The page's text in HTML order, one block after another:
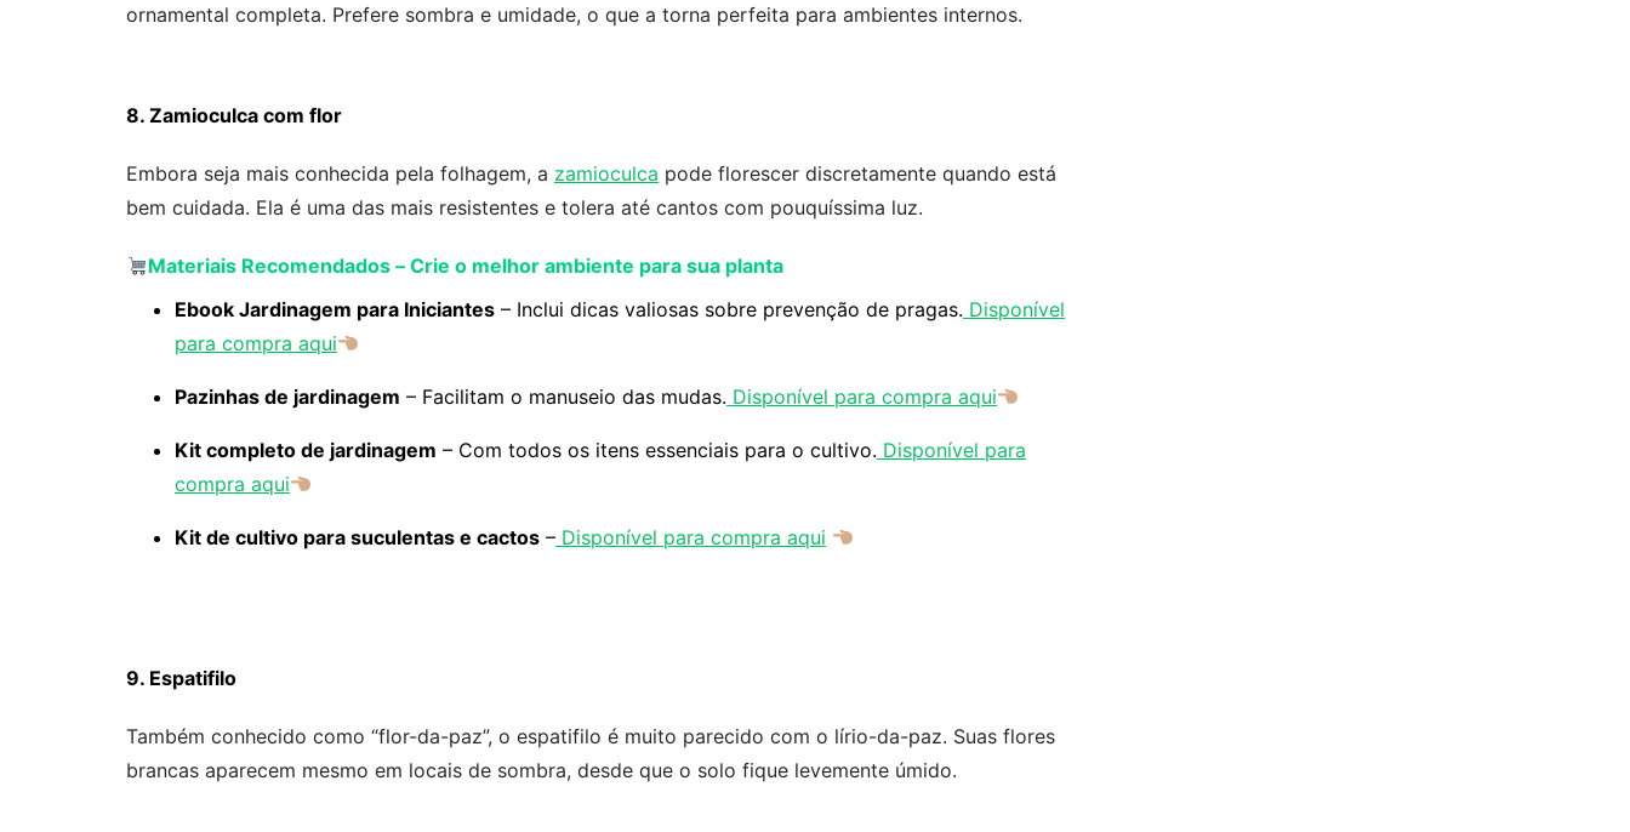
ornamental completa. Prefere sombra e umidade, o que a torna perfeita para ambientes internos.
8. Zamioculca com flor
Embora seja mais conhecida pela folhagem, a zamioculca pode florescer discretamente quando está
bem cuidada. Ela é uma das mais resistentes e tolera até cantos com pouquíssima luz.
Materiais Recomendados – Crie o melhor ambiente para sua planta
Ebook Jardinagem para Iniciantes – Inclui dicas valiosas sobre prevenção de pragas. Disponível
para compra aqui
Pazinhas de jardinagem – Facilitam o manuseio das mudas. Disponível para compra aqui
Kit completo de jardinagem – Com todos os itens essenciais para o cultivo. Disponível para
compra aqui
Kit de cultivo para suculentas e cactos – Disponível para compra aqui
9. Espatifilo
Também conhecido como “flor-da-paz”, o espatifilo é muito parecido com o lírio-da-paz. Suas flores
brancas aparecem mesmo em locais de sombra, desde que o solo fique levemente úmido.